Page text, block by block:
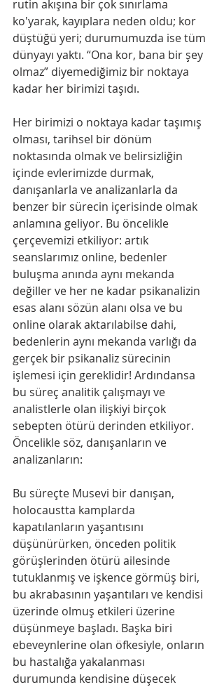
rutin akışına bir çok sınırlama
ko'yarak, kayıplara neden oldu; kor
düştüğü yeri; durumumuzda ise tüm
dünyayı yaktı. “Ona kor, bana bir şey
olmaz” diyemediğimiz bir noktaya
kadar her birimizi taşıdı.
Her birimizi o noktaya kadar taşımış
olması, tarihsel bir dönüm
noktasında olmak ve belirsizliğin
içinde evlerimizde durmak,
danışanlarla ve analizanlarla da
benzer bir sürecin içerisinde olmak
anlamına geliyor. Bu öncelikle
çerçevemizi etkiliyor: artık
seanslarımız online, bedenler
buluşma anında aynı mekanda
değiller ve her ne kadar psikanalizin
esas alanı sözün alanı olsa ve bu
online olarak aktarılabilse dahi,
bedenlerin aynı mekanda varlığı da
gerçek bir psikanaliz sürecinin
işlemesi için gereklidir! Ardındansa
bu süreç analitik çalışmayı ve
analistlerle olan ilişkiyi birçok
sebepten ötürü derinden etkiliyor.
Öncelikle söz, danışanların ve
analizanların:
Bu süreçte Musevi bir danışan,
holocaustta kamplarda
kapatılanların yaşantısını
düşünürürken, önceden politik
görüşlerinden ötürü ailesinde
tutuklanmış ve işkence görmüş biri,
bu akrabasının yaşantıları ve kendisi
üzerinde olmuş etkileri üzerine
düşünmeye başladı. Başka biri
ebeveynlerine olan öfkesiyle, onların
bu hastalığa yakalanması
durumunda kendisine düşecek